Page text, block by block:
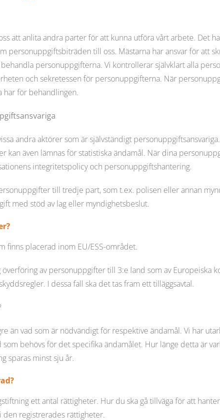
att anlita andra parter för att kunna utföra vårt arbete. Det
personuppgiftsbiträden till oss. Mästarna har ansvar för att
personuppgifterna. Vi kontrollerar självklart alla
och sekretessen för personuppgifterna. När
har för behandlingen.
andra aktörer som är självständigt
kan även lämnas för statistiska ändamål. När dina
integritetspolicy och personuppgiftshantering.
till tredje part, som t.ex. polisen eller annan
med stöd av lag eller myndighetsbeslut.
finns placerad inom EU/ESS-området.
av personuppgifter till 3:e land som av Europeiska
I dessa fall ska det tas fram ett tilläggsavtal.
än vad som är nödvändigt för respektive ändamål. Vi har
behövs för det specifika ändamålet. Hur länge detta är
sparas minst sju år.
ett antal rättigheter. Hur du ska gå tillväga för att
den registrerades rättigheter.